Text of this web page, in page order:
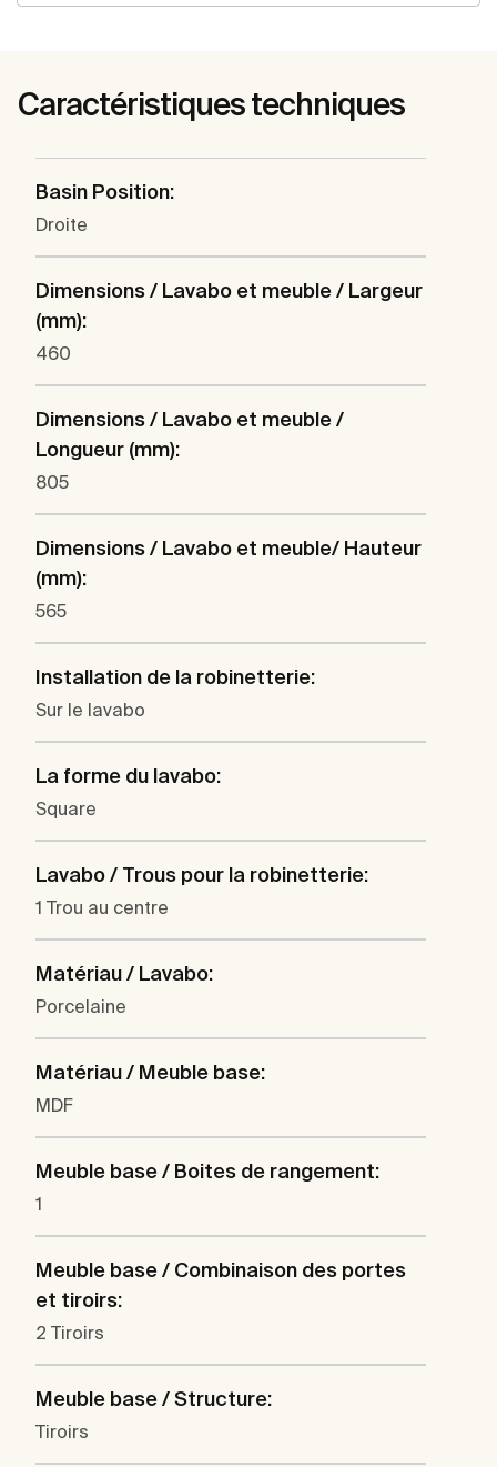
Caractéristiques techniques
Basin Position:
Droite
Dimensions / Lavabo et meuble / Largeur
(mm):
460
Dimensions / Lavabo et meuble /
Longueur (mm):
805
Dimensions / Lavabo et meuble/ Hauteur
(mm):
565
Installation de la robinetterie:
Sur le lavabo
La forme du lavabo:
Square
Lavabo / Trous pour la robinetterie:
1 Trou au centre
Matériau / Lavabo:
Porcelaine
Matériau / Meuble base:
MDF
Meuble base / Boites de rangement:
1
Meuble base / Combinaison des portes
et tiroirs:
2 Tiroirs
Meuble base / Structure:
Tiroirs